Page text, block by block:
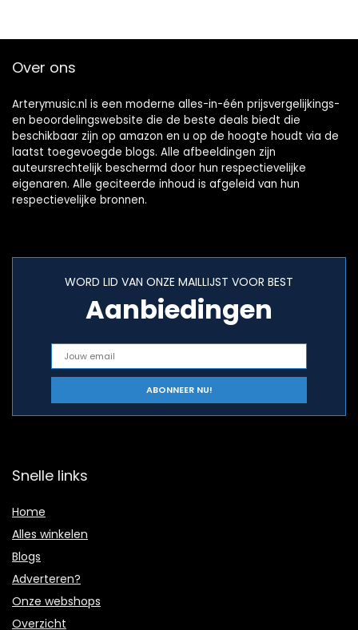
Over ons
Arterymusic.nl is een moderne alles-in-één prijsvergelijkings-
en beoordelingswebsite die de beste deals biedt die
beschikbaar zijn op amazon en u op de hoogte houdt via de
laatst toegevoegde blogs. Alle afbeeldingen zijn
auteursrechtelijk beschermd door hun respectievelijke
eigenaren. Alle geciteerde inhoud is afgeleid van hun
respectievelijke bronnen.
WORD LID VAN ONZE MAILLIJST VOOR BEST
Aanbiedingen
Snelle links
Home
Alles winkelen
Blogs
Adverteren?
Onze webshops
Overzicht